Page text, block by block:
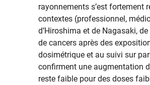
rayonnements s’est fortement
contextes (professionnel,
d’Hiroshima et de Nagasaki,
de cancers après des
dosimétrique et au suivi sur
confirment une augmentation
reste faible pour des doses